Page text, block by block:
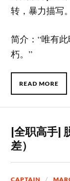
转，暴力描写。
简介：“唯有
朽。”
READ MORE
[全职高手]
差）
CAPTAIN